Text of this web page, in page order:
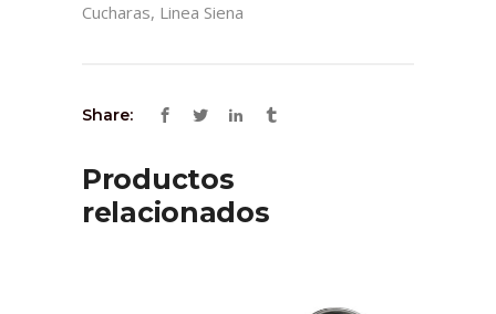
Cucharas, Linea Siena
Share:
Productos
relacionados